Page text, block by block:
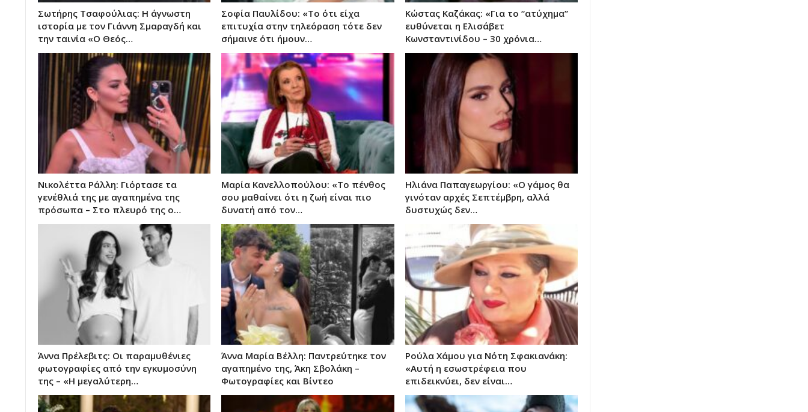
Σωτήρης Τσαφούλιας: Η άγνωστη
ιστορία με τον Γιάννη Σμαραγδή και
την ταινία «Ο Θεός…
Σοφία Παυλίδου: «Το ότι είχα
επιτυχία στην τηλεόραση τότε δεν
σήμαινε ότι ήμουν…
Κώστας Καζάκας: «Για το “ατύχημα”
ευθύνεται η Ελισάβετ
Κωνσταντινίδου – 30 χρόνια…
Νικολέττα Ράλλη: Γιόρτασε τα
γενέθλιά της με αγαπημένα της
πρόσωπα – Στο πλευρό της ο…
Μαρία Κανελλοπούλου: «Το πένθος
σου μαθαίνει ότι η ζωή είναι πιο
δυνατή από τον…
Ηλιάνα Παπαγεωργίου: «Ο γάμος θα
γινόταν αρχές Σεπτέμβρη, αλλά
δυστυχώς δεν…
Άννα Πρέλεβιτς: Οι παραμυθένιες
φωτογραφίες από την εγκυμοσύνη
της – «Η μεγαλύτερη…
Άννα Μαρία Βέλλη: Παντρεύτηκε τον
αγαπημένο της, Άκη Σβολάκη –
Φωτογραφίες και Βίντεο
Ρούλα Χάμου για Νότη Σφακιανάκη:
«Αυτή η εσωστρέφεια που
επιδεικνύει, δεν είναι…